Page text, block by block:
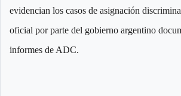
evidencian los casos de asignación
oficial por parte del gobierno argentino
informes de ADC.